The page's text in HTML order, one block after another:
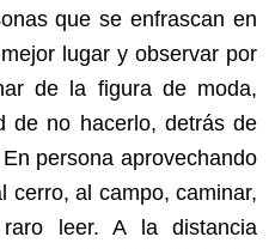
que se enfrascan en
lugar y observar por
de la figura de moda,
de no hacerlo, detrás de
persona aprovechando
cerro, al campo, caminar,
leer. A la distancia